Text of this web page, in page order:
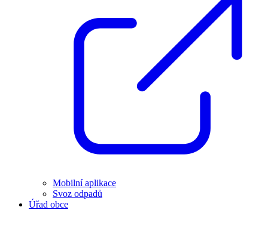
Mobilní aplikace
Svoz odpadů
Úřad obce